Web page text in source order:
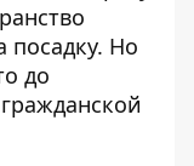
посадку. Но
до